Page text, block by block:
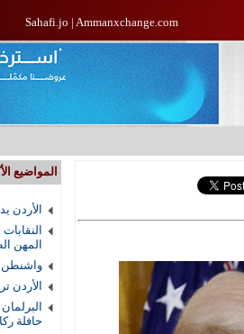
Sahafi.jo | Ammanxchange.com
المواضيع
الأردن
المهن
واشنطن
الأردن
حافلة